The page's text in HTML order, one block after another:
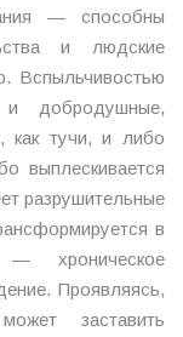
— способны
и людские
Вспыльчивостью
добродушные,
как тучи, и либо
выплескивается
разрушительные
в
хроническое
Проявляясь,
заставить